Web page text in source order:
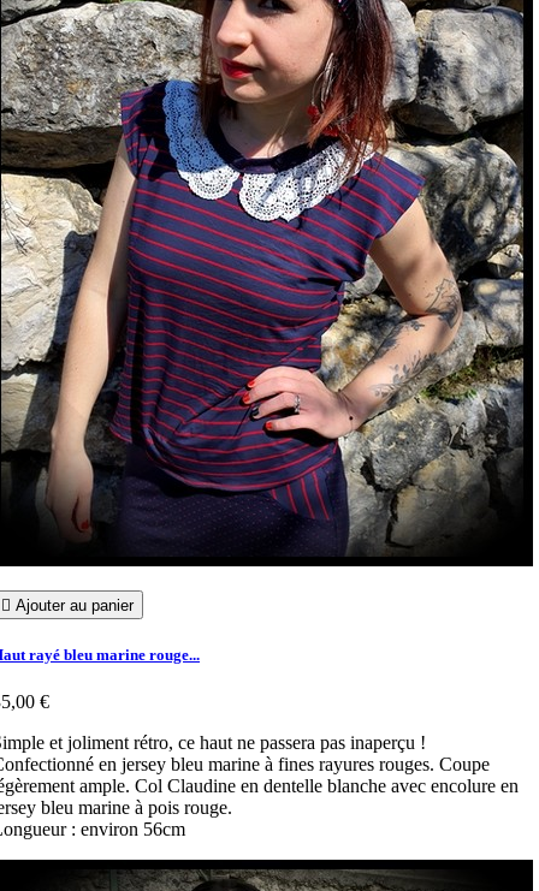
 Ajouter au panier
rayé bleu marine rouge...
€
et joliment rétro, ce haut ne passera pas inaperçu !
en jersey bleu marine à fines rayures rouges. Coupe
ample. Col Claudine en dentelle blanche avec encolure en
bleu marine à pois rouge.
: environ 56cm